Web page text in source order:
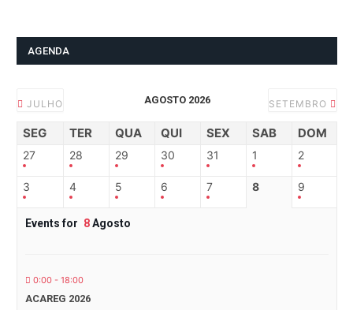
AGENDA
JULHO AGOSTO 2026 SETEMBRO
SEG TER QUA QUI SEX SAB DOM
27 28 29 30 31 1 2
3 4 5 6 7 8 9
Events for 8Agosto
0:00 - 18:00
ACAREG 2026